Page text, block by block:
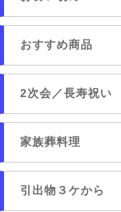
おすすめ商品
2次会／長寿祝い
家族葬料理
引出物３ケから